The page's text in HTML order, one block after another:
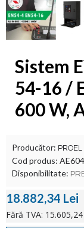
Sistem
54-16 /
600 W,
Producător:
Cod produs: AE604
Disponibilitate:
18.882,34 Lei
Fără TVA: